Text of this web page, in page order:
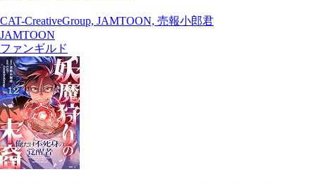
CAT-CreativeGroup, JAMTOON, 売報小郎君
JAMTOON
ファンギルド